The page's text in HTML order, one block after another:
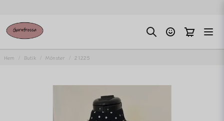
Hem Butik Mönster 21225